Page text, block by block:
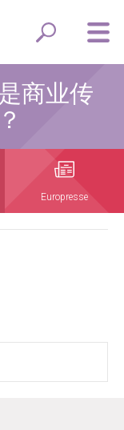
商业传
Europresse